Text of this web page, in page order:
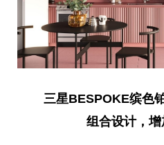
三星BESPOKE缤色
组合设计，增